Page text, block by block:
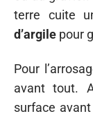
terre cuite
d’argile pour
Pour
avant tout.
surface